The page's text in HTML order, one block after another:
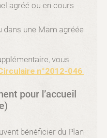
agréé ou en cours
une Mam agréée
vous
n°2012-046
pour l’accueil
bénéficier du Plan